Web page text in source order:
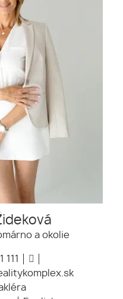
a okolie
111